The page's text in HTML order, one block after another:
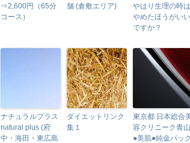
⇒2,600円（65分
コース）
舗 (倉敷エリア)
やはり生理の時は
やめたほうがいい
ですか？
ナチュラルプラス
natural plus (府
中・海田・東広島
ダイエットリンク
集１
東京都 日本総合
容クリニーク青山
●美肌●純金パック